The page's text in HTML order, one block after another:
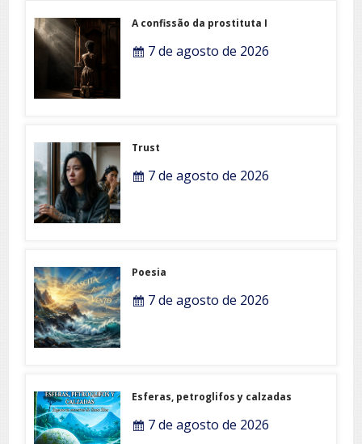
A confissão da prostituta I
7 de agosto de 2026
Trust
7 de agosto de 2026
Poesia
7 de agosto de 2026
Esferas, petroglifos y calzadas
7 de agosto de 2026